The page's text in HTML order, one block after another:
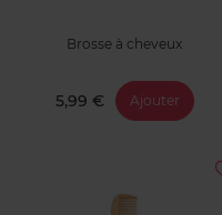
Brosse à cheveux
5,99 € Ajouter